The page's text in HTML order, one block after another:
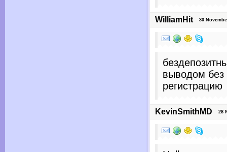
WilliamHit 30
выводом без
регистрацию
KevinSmithMD 28